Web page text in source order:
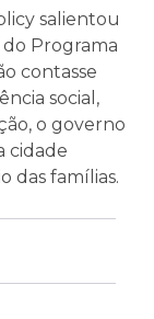
salientou
Programa
contasse
social,
o governo
cidade
das famílias.